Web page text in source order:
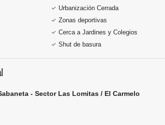
Urbanización Cerrada
Zonas deportivas
Cerca a Jardines y Colegios
Shut de basura
- Sector Las Lomitas / El Carmelo